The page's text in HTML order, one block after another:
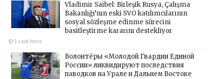
Vladimir Saibel: Birleşik Rusya, Çalışma
Bakanlığı’nın eski SVO katılımcılarının
sosyal sözleşme edinme sürecini
basitleştirme kararını destekliyor
1 saat önce
Волонтёры «Молодой Гвардии Единой
России» ликвидируют последствия
паводков на Урале и Дальнем Востоке